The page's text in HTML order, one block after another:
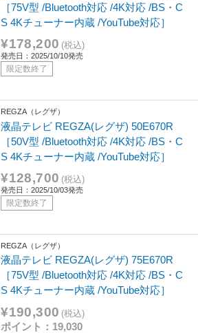
［75V型 /Bluetooth対応 /4K対応 /BS・C
S 4Kチューナー内蔵 /YouTube対応］
¥178,200 (税込)
発売日：2025/10/10発売
限定数終了
REGZA（レグザ）
液晶テレビ REGZA(レグザ) 50E670R
［50V型 /Bluetooth対応 /4K対応 /BS・C
S 4Kチューナー内蔵 /YouTube対応］
¥128,700 (税込)
発売日：2025/10/03発売
限定数終了
REGZA（レグザ）
液晶テレビ REGZA(レグザ) 75E670R
［75V型 /Bluetooth対応 /4K対応 /BS・C
S 4Kチューナー内蔵 /YouTube対応］
¥190,300 (税込)
ポイント：19,030